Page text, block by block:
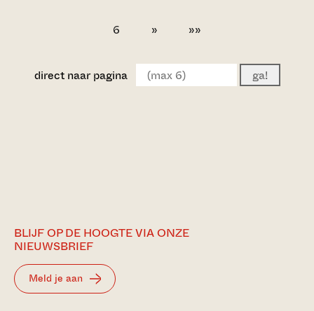
6 » »»
direct naar pagina ga!
BLIJF OP DE HOOGTE VIA ONZE
NIEUWSBRIEF
Meld je aan